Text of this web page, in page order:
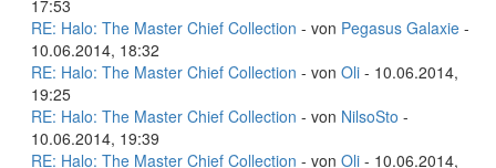
17:53
RE: Halo: The Master Chief Collection - von Pegasus Galaxie -
10.06.2014, 18:32
RE: Halo: The Master Chief Collection - von Oli - 10.06.2014,
19:25
RE: Halo: The Master Chief Collection - von NilsoSto -
10.06.2014, 19:39
RE: Halo: The Master Chief Collection - von Oli - 10.06.2014,